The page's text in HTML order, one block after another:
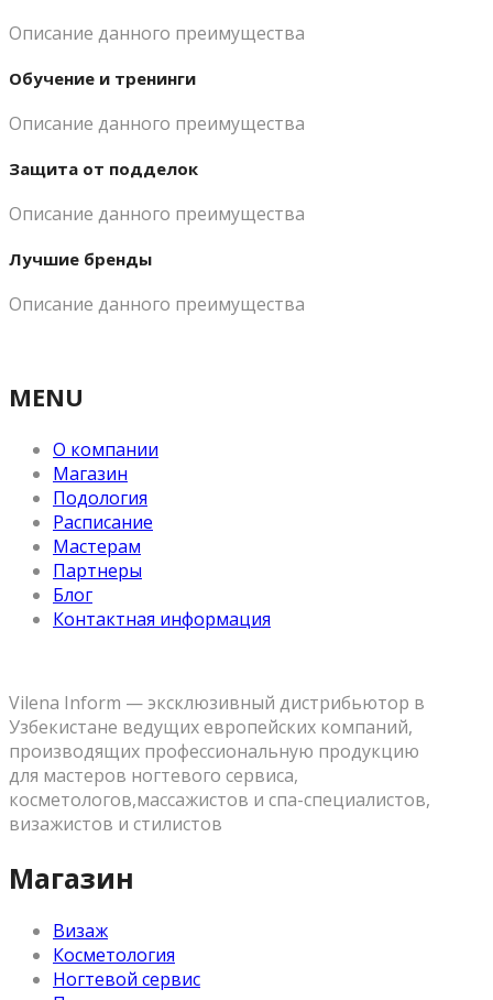
Описание данного преимущества
Обучение и тренинги
Описание данного преимущества
Защита от подделок
Описание данного преимущества
Лучшие бренды
Описание данного преимущества
MENU
О компании
Магазин
Подология
Расписание
Мастерам
Партнеры
Блог
Контактная информация
Vilena Inform — эксклюзивный дистрибьютор в
Узбекистане ведущих европейских компаний,
производящих профессиональную продукцию
для мастеров ногтевого сервиса,
косметологов,массажистов и спа-специалистов,
визажистов и стилистов
Магазин
Визаж
Косметология
Ногтевой сервис